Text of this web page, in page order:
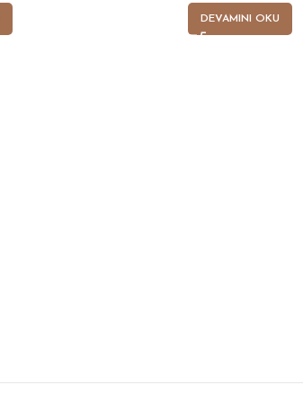
DEVAMINI OKU